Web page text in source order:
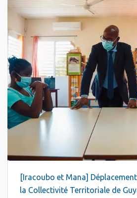
[Iracoubo et Mana]
la Collectivité Territoriale de